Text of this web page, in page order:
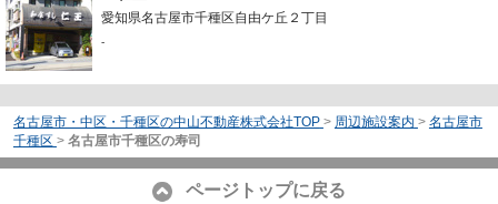
愛知県名古屋市千種区自由ケ丘２丁目
-
名古屋市・中区・千種区の中山不動産株式会社TOP > 周辺施設案内 > 名古屋市
千種区 > 名古屋市千種区の寿司
ページトップに戻る